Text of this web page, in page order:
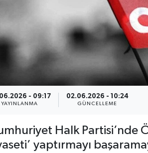
- 09:17
YAYINLANMA
02.06.2026 - 10:24
GÜNCELLEME
Halk Partisi’nde
yaptırmayı